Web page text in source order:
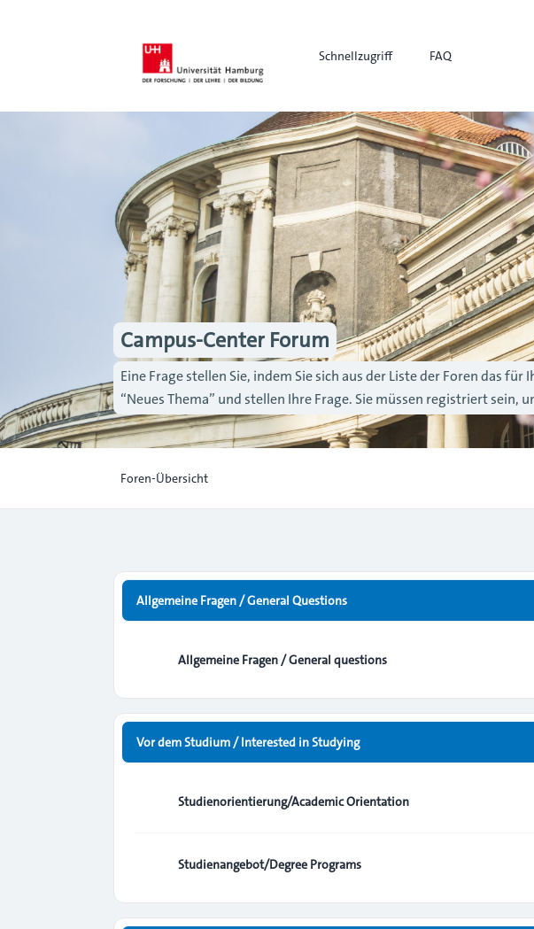
Schnellzugriff FAQ
Campus-Center Forum
Eine Frage stellen Sie, indem Sie sich aus der Liste der Foren das
“Neues Thema” und stellen Ihre Frage. Sie müssen registriert sein,
Foren-Übersicht
Allgemeine Fragen / General Questions
Allgemeine Fragen / General questions
Vor dem Studium / Interested in Studying
Studienorientierung/Academic Orientation
Studienangebot/Degree Programs